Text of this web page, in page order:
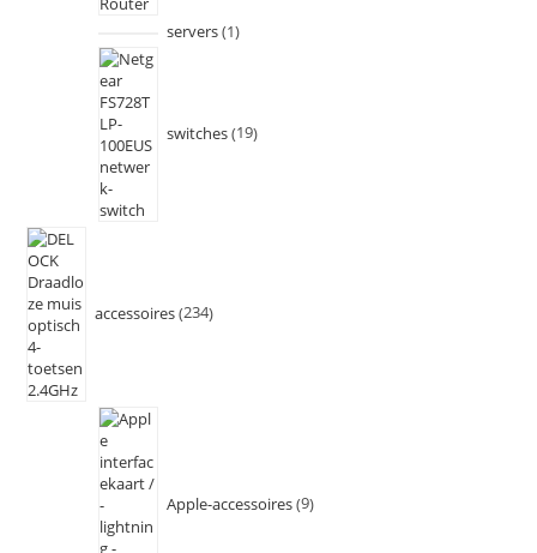
servers 1
switches 19
accessoires 234
Apple-accessoires 9